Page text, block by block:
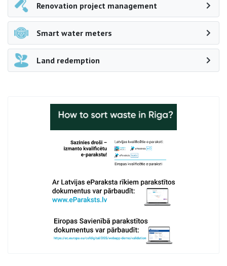
Renovation project management
Smart water meters
Land redemption